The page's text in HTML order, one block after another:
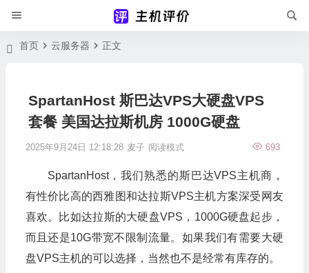
首页 云服务器 正文
SpartanHost 斯巴达VPS大硬盘VPS
套餐 美国达拉斯机房 1000G硬盘
2025年9月24日 12:18:28 麦子 693
阅读模式
SpartanHost，我们熟悉的斯巴达VPS主机商，
有性价比高的西雅图和达拉斯VPS主机方案深受网友
喜欢。比如达拉斯的大硬盘VPS，1000G硬盘起步，
而且还是10G带宽不限制流量。如果我们有需要大硬
盘VPS主机的可以选择，当然也不是经常有库存的。